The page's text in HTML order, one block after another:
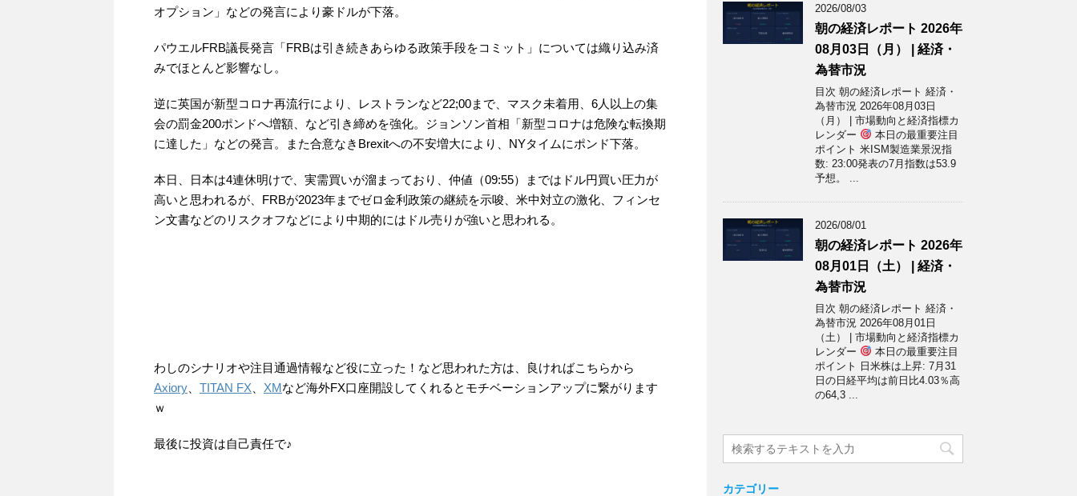
オプション」などの発言により豪ドルが下落。
パウエルFRB議長発言「FRBは引き続きあらゆる政策手段をコミット」については織り込み済
みでほとんど影響なし。
逆に英国が新型コロナ再流行により、レストランなど22;00まで、マスク未着用、6人以上の集
会の罰金200ポンドへ増額、など引き締めを強化。ジョンソン首相「新型コロナは危険な転換期
に達した」などの発言。また合意なきBrexitへの不安増大により、NYタイムにポンド下落。
本日、日本は4連休明けで、実需買いが溜まっており、仲値（09:55）まではドル円買い圧力が
高いと思われるが、FRBが2023年までゼロ金利政策の継続を示唆、米中対立の激化、フィンセ
ン文書などのリスクオフなどにより中期的にはドル売りが強いと思われる。
わしのシナリオや注目通過情報など役に立った！など思われた方は、良ければこちらから
Axiory
TITAN FX XMなど海外FX口座開設してくれるとモチベーションアップに繋がります
ｗ
最後に投資は自己責任で♪
2026/08/03
朝の経済レポート 2026年
08月03日（月） | 経済・
為替市況
目次 朝の経済レポート 経済・
為替市況 2026年08月03日
（月） | 市場動向と経済指標カ
レンダー
本日の最重要注目
ポイント 米ISM製造業景況指
数: 23:00発表の7月指数は53.9
予想。 ...
2026/08/01
朝の経済レポート 2026年
08月01日（土） | 経済・
為替市況
目次 朝の経済レポート 経済・
為替市況 2026年08月01日
（土） | 市場動向と経済指標カ
レンダー
本日の最重要注目
ポイント 日米株は上昇: 7月31
日の日経平均は前日比4.03％高
の64,3 ...
カテゴリー